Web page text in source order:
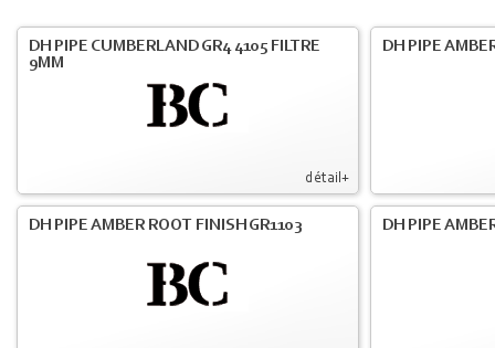
détail+
DH PIPE CUMBERLAND GR4 4105 FILTRE
9MM
DH PIPE
DH PIPE AMBER ROOT FINISH GR1103 DH PIPE